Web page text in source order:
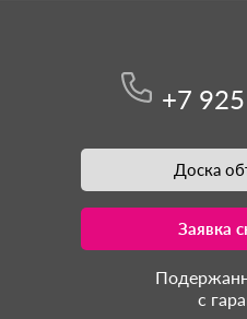
+7
Доска
Заявка
с